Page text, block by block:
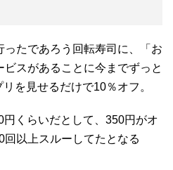
たであろう回転寿司に、「お
スがあることに今までずっと
を見せるだけで10％オフ。
くらいだとして、350円がオ
以上スルーしてたとなる